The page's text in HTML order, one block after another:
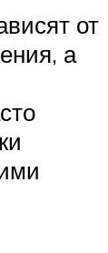
от
а